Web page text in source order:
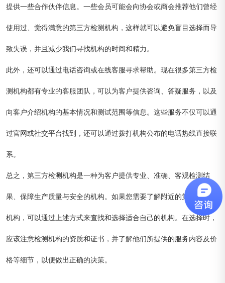
提供一些合作伙伴信息。一些会员可能会向协会或商会推荐他们曾经
使用过、觉得满意的第三方检测机构，这样就可以避免盲目选择而导
致失误，并且减少我们寻找机构的时间和精力。
此外，还可以通过电话咨询或在线客服寻求帮助。现在很多第三方检
测机构都有专业的客服团队，可以为客户提供咨询、答疑服务，以及
向客户介绍机构的基本情况和测试范围等信息。这些服务不仅可以通
过官网或社交平台找到，还可以通过拨打机构公布的电话热线直接联
系。
总之，第三方检测机构是一种为客户提供专业、准确、客观检测结
果、保障生产质量与安全的机构。如果您需要了解附近的第三方检测
机构，可以通过上述方式来查找和选择适合自己的机构。在选择时，
应该注意检测机构的资质和证书，并了解他们所提供的服务内容及价
格等细节，以便做出正确的决策。